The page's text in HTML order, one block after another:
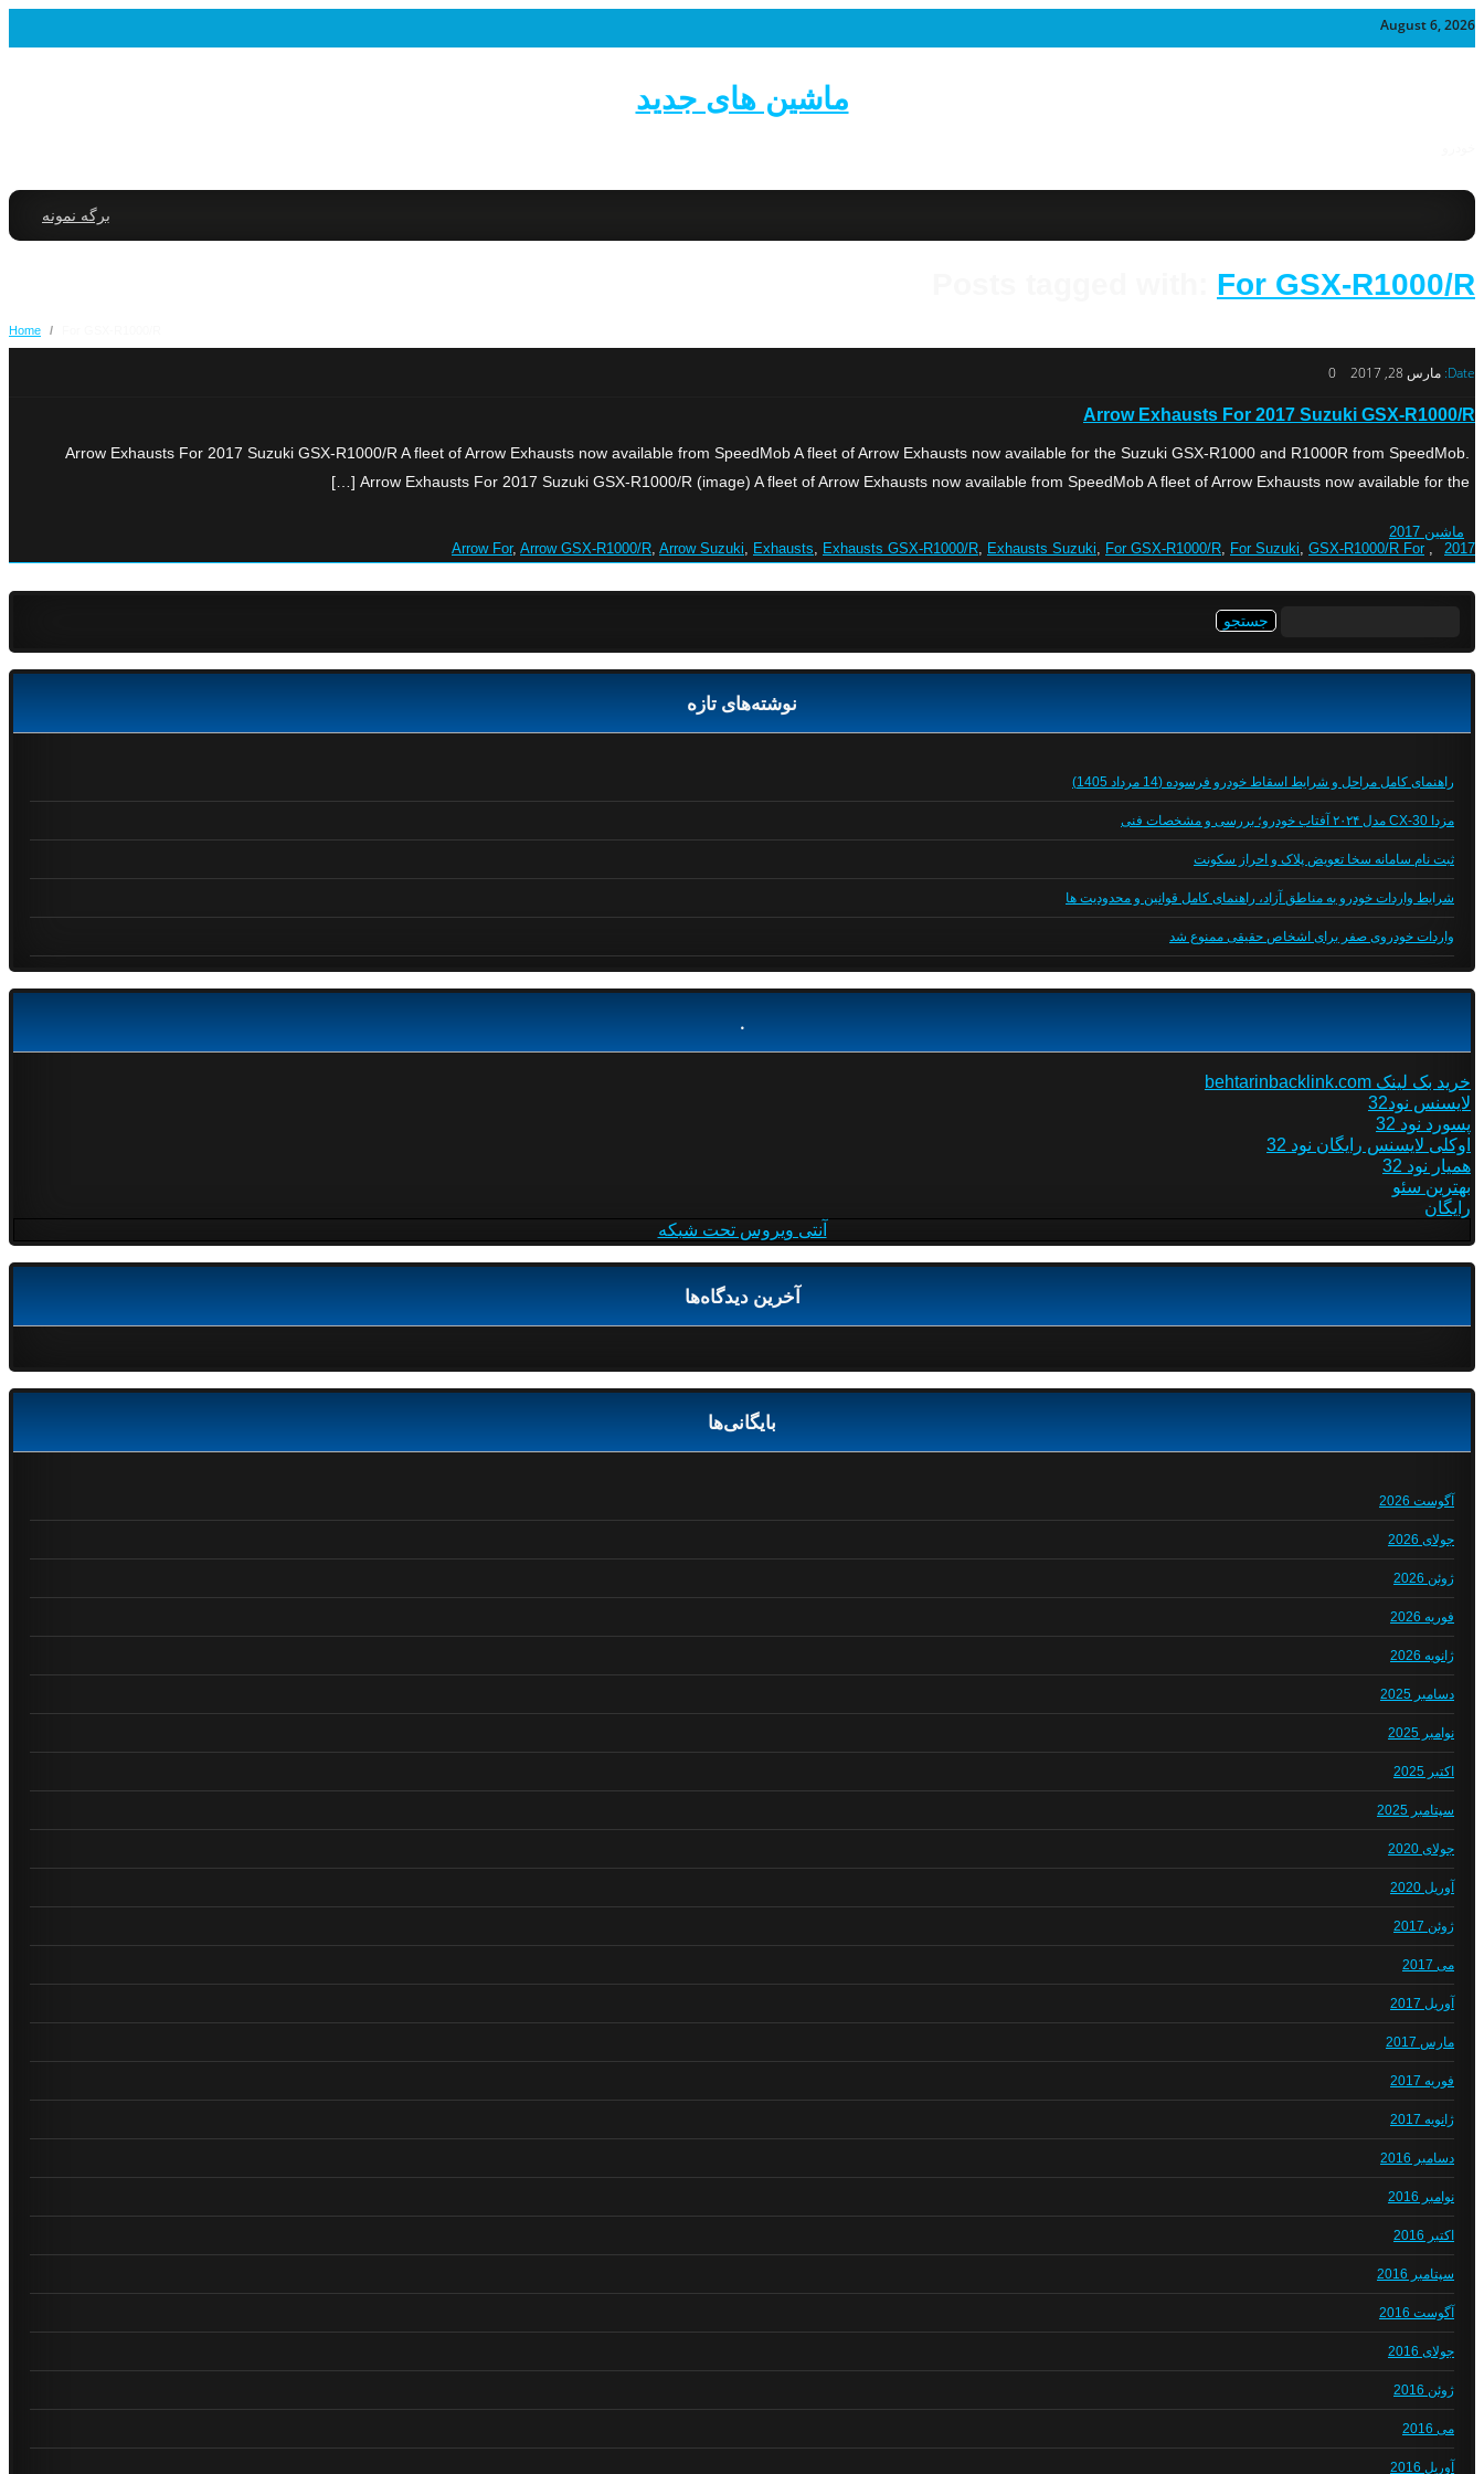
August 6, 2026
ماشین های جدید
برگه نمونه
For GSX-R1000/R
Home /
Date: مارس 28, 2017 0
Arrow Exhausts For 2017 Suzuki GSX-R1000/R
Arrow Exhausts For 2017 Suzuki GSX-R1000/R A fleet of Arrow Exhausts now available from SpeedMob A fleet of Arrow Exhausts now available for the Suzuki GSX-R1000 and R1000R from SpeedMob.
Arrow Exhausts For 2017 Suzuki GSX-R1000/R (image) A fleet of Arrow Exhausts now available from SpeedMob A fleet of Arrow Exhausts now available for the […]
ماشین 2017
2017
,
Arrow For, Arrow GSX-R1000/R, Arrow Suzuki, Exhausts, Exhausts GSX-R1000/R, Exhausts Suzuki, For GSX-R1000/R, For Suzuki, GSX-R1000/R For
نوشته‌های تازه
راهنمای کامل مراحل و شرایط اسقاط خودرو فرسوده (14 مرداد 1405)
مزدا CX-30 مدل ۲۰۲۴ آفتاب خودرو؛ بررسی و مشخصات فنی
ثبت نام سامانه سخا تعویض پلاک و احراز سکونت
شرایط واردات خودرو به مناطق آزاد، راهنمای کامل قوانین و محدودیت ها
واردات خودروی صفر برای اشخاص حقیقی ممنوع شد
.
خرید بک لینک behtarinbacklink.com
لایسنس نود32
پسورد نود 32
اوکلی لایسنس رایگان نود 32
همیار نود 32
بهترین سئو
رایگان
آنتی ویروس تحت شبکه
آخرین دیدگاه‌ها
بایگانی‌ها
آگوست 2026
جولای 2026
ژوئن 2026
فوریه 2026
ژانویه 2026
دسامبر 2025
نوامبر 2025
اکتبر 2025
سپتامبر 2025
جولای 2020
آوریل 2020
ژوئن 2017
می 2017
آوریل 2017
مارس 2017
فوریه 2017
ژانویه 2017
دسامبر 2016
نوامبر 2016
اکتبر 2016
سپتامبر 2016
آگوست 2016
جولای 2016
ژوئن 2016
می 2016
آوریل 2016